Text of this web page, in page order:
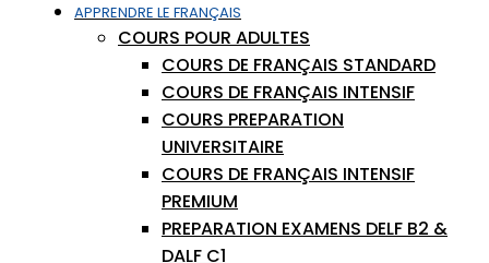
APPRENDRE LE FRANÇAIS
COURS POUR ADULTES
COURS DE FRANÇAIS STANDARD
COURS DE FRANÇAIS INTENSIF
COURS PREPARATION
UNIVERSITAIRE
COURS DE FRANÇAIS INTENSIF
PREMIUM
PREPARATION EXAMENS DELF B2 &
DALF C1